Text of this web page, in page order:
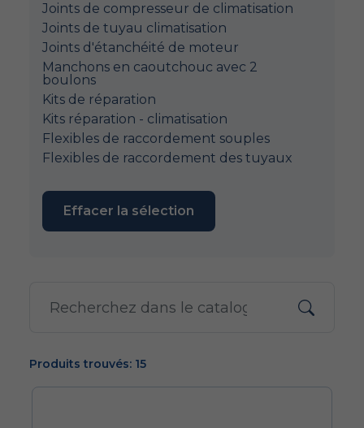
Joints de compresseur de climatisation
Joints de tuyau climatisation
Joints d'étanchéité de moteur
Manchons en caoutchouc avec 2
boulons
Kits de réparation
Kits réparation - climatisation
Flexibles de raccordement souples
Flexibles de raccordement des tuyaux
Effacer la sélection
Produits trouvés: 15